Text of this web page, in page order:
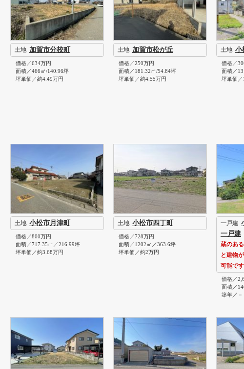
土地 加賀市分校町
価格／634万円
面積／466㎡/140.96坪
坪単価／約4.49万円
土地 加賀市松が丘
価格／250万円
面積／181.32㎡/54.84坪
坪単価／約4.55万円
土地 小
価格／
面積／
坪単価
土地 小松市月津町
価格／800万円
面積／717.35㎡／216.99坪
坪単価／約3.68万円
土地 小松市四丁町
価格／728万円
面積／1202㎡／363.6坪
坪単価／約2万円
一戸建
一戸建
蔵のあ
と建物
可能で
価格／
面積／
築年／－